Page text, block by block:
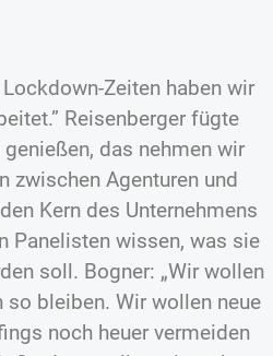
Zeiten haben wir
Reisenberger fügte
das nehmen wir
zwischen Agenturen und
Kern des Unternehmens
Panelisten wissen, was sie
soll. Bogner: „Wir wollen
bleiben. Wir wollen neue
noch heuer vermeiden